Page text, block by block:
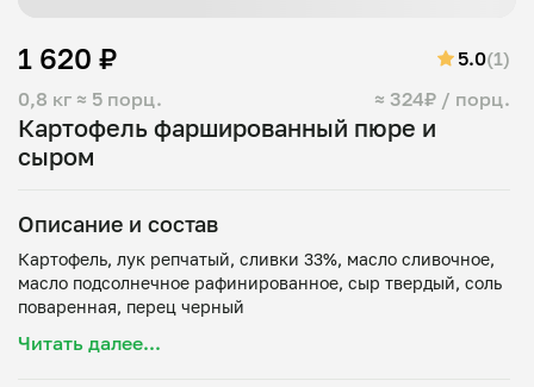
Картофель фаршированный пюре и
сыром
0,8 кг ≈ 5 порц. ≈ 324₽ / порц.
1 620 ₽ 5.0(1)
Описание и состав
Картофель, лук репчатый, сливки 33%, масло сливочное,
масло подсолнечное рафинированное, сыр твердый, соль
Читать далее...